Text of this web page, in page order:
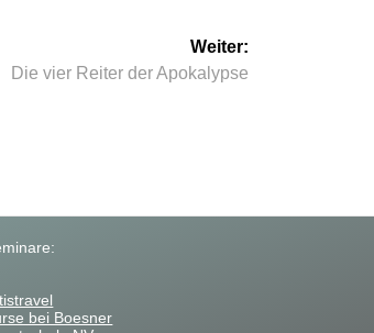
Weiter:
Nächster
Die vier Reiter der Apokalypse
bei Boesner